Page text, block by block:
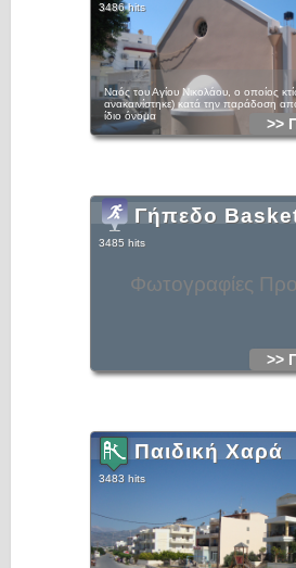
3486 hits
Ναός του Αγίου Νικολάου, ο οποίος
ανακαινίστηκε) κατά την παράδοση
ίδιο όνομα
>>
Φωτογραφίες
Γήπεδο
3485 hits
>>
Παιδική Χαρά
3483 hits